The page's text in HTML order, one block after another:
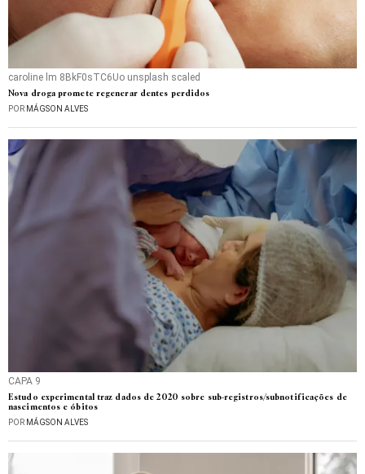
caroline lm 8BkF0sTC6Uo unsplash scaled
Nova droga promete regenerar dentes perdidos
POR MÁGSON ALVES
CAPA 9
Estudo experimental traz dados de 2020 sobre sub-registros/subnotificações de
nascimentos e óbitos
POR MÁGSON ALVES